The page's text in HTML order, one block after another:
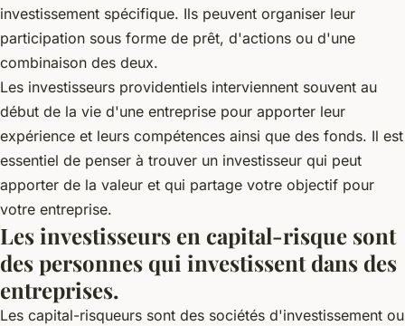
investissement spécifique. Ils peuvent organiser leur
participation sous forme de prêt, d'actions ou d'une
combinaison des deux.
Les investisseurs providentiels interviennent souvent au
début de la vie d'une entreprise pour apporter leur
expérience et leurs compétences ainsi que des fonds. Il est
essentiel de penser à trouver un investisseur qui peut
apporter de la valeur et qui partage votre objectif pour
votre entreprise.
Les investisseurs en capital-risque sont
des personnes qui investissent dans des
entreprises.
Les capital-risqueurs sont des sociétés d'investissement ou